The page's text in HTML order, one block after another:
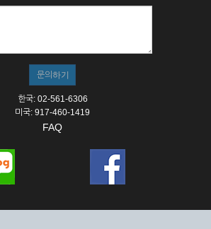
용 및 중지)
및 고장, 기술적인 이유, 국가비상사태, 정
회사는 사전 공지나 예고 없이 서비스의 전
적 또는 영구적으로 중지할 수 있습니다.
스를 제공할 수 없는 합당한 사유가 발생한
제 3항의 사유로 서비스의 제공이 일시적
다.
한국: 02-561-6306
미국: 917-460-1419
FAQ